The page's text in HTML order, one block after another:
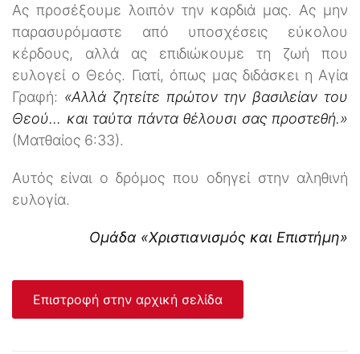
Ας προσέξουμε λοιπόν την καρδιά μας. Ας μην
παρασυρόμαστε από υποσχέσεις εύκολου
κέρδους, αλλά ας επιδιώκουμε τη ζωή που
ευλογεί ο Θεός. Γιατί, όπως μας διδάσκει η Αγία
Γραφή: «Αλλά ζητείτε πρώτον την βασιλείαν του
Θεού... και ταύτα πάντα θέλουσι σας προστεθή.»
(Ματθαίος 6:33).
Αυτός είναι ο δρόμος που οδηγεί στην αληθινή
ευλογία.
Ομάδα «Χριστιανισμός και Επιστήμη»
Επιστροφή στην αρχική σελίδα